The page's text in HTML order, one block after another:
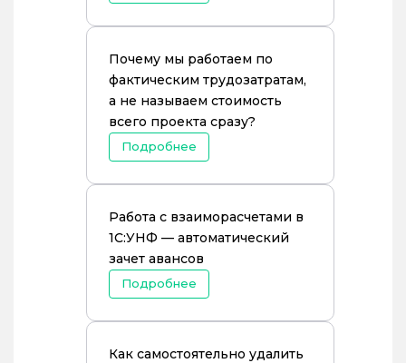
Почему мы работаем по
фактическим трудозатратам,
а не называем стоимость
всего проекта сразу?
Подробнее
Работа с взаиморасчетами в
1С:УНФ — автоматический
зачет авансов
Подробнее
Как самостоятельно удалить